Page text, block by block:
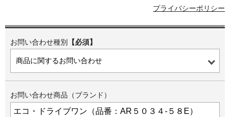
プライバシーポリシー
お問い合わせ種別 【必須】
お問い合わせ商品（ブランド）